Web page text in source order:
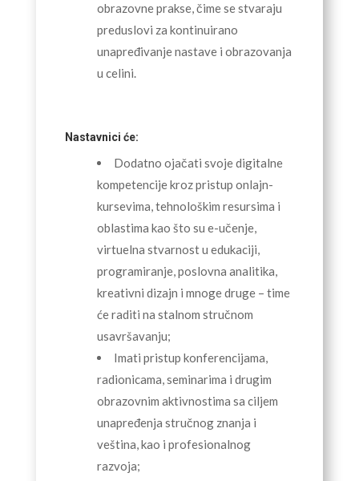
obrazovne prakse,čime se stvaraju
preduslovi za kontinuirano
unapređivanje nastave i obrazovanja
u celini.
Nastavnici će:
Dodatno ojačati svoje digitalne
kompetencije kroz pristup onlajn-
kursevima, tehnološkim resursima i
oblastima kao što su e-učenje,
virtuelna stvarnost u edukaciji,
programiranje, poslovna analitika,
kreativni dizajn i mnoge druge – time
će raditi na stalnom stručnom
usavršavanju;
Imati pristup konferencijama,
radionicama, seminarima i drugim
obrazovnim aktivnostima sa ciljem
unapređenja stručnog znanja i
veština, kao i profesionalnog
razvoja;